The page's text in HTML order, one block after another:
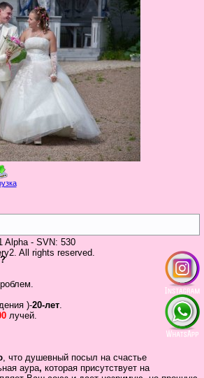
Alpha - SVN: 530
All rights reserved.
)-20-лет.
лучей.
, что душевный посыл на счастье
аура, которая присутствует на